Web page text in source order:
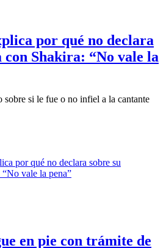
por qué no declara
Shakira: “No vale la
si le fue o no infiel a la cantante
en pie con trámite de